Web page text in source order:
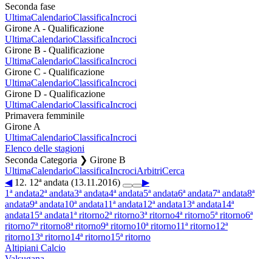
Seconda fase
UltimaCalendarioClassificaIncroci
Girone A - Qualificazione
UltimaCalendarioClassificaIncroci
Girone B - Qualificazione
UltimaCalendarioClassificaIncroci
Girone C - Qualificazione
UltimaCalendarioClassificaIncroci
Girone D - Qualificazione
UltimaCalendarioClassificaIncroci
Primavera femminile
Girone A
UltimaCalendarioClassificaIncroci
Elenco delle stagioni
Seconda Categoria ❯ Girone B
UltimaCalendarioClassificaIncrociArbitriCerca
◀12. 12ª andata (13.11.2016)
▶
1ª andata2ª andata3ª andata4ª andata5ª andata6ª andata7ª andata8ª
andata9ª andata10ª andata11ª andata12ª andata13ª andata14ª
andata15ª andata1ª ritorno2ª ritorno3ª ritorno4ª ritorno5ª ritorno6ª
ritorno7ª ritorno8ª ritorno9ª ritorno10ª ritorno11ª ritorno12ª
ritorno13ª ritorno14ª ritorno15ª ritorno
Altipiani Calcio